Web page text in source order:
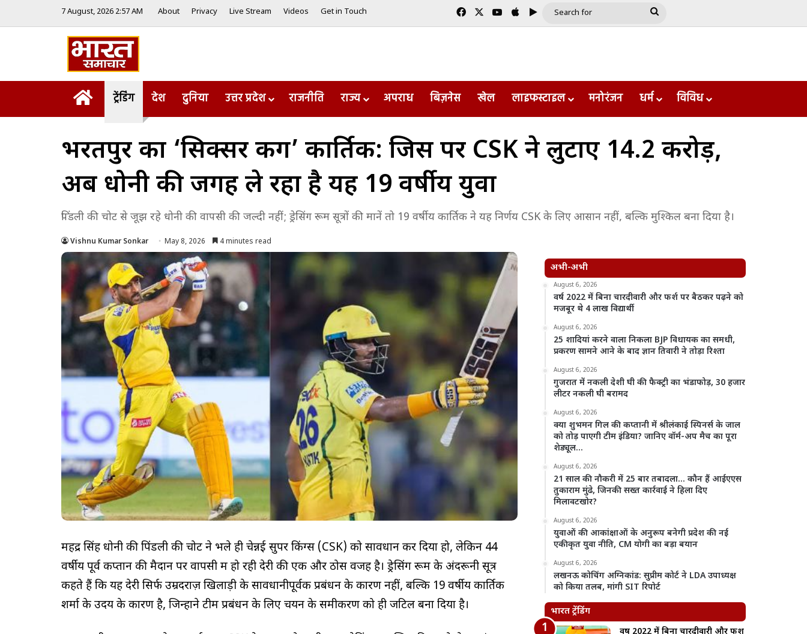
7 August, 2026 2:57 AM About Privacy Live Stream Videos Get in Touch FacebookYouTube
AppleGoogle Play
Search
Homeट्रेंडिंग देश दुनिया उत्तर प्रदेश राजनीति राज्य अपराध बिज़नेस खेल लाइफस्टाइल मनोरंजन धर्म विविध
भरतपुर का ‘सिक्सर किंग’ कार्तिक: जिस पर CSK ने लुटाए 14.2 करोड़,
अब धोनी की जगह ले रहा है यह 19 वर्षीय युवा
पिंडली की चोट से जूझ रहे धोनी की वापसी की जल्दी नहीं; ड्रेसिंग रूम सूत्रों की मानें तो 19 वर्षीय कार्तिक ने यह निर्णय CSK के लिए आसान नहीं, बल्कि मुश्किल बना दिया है।
Vishnu Kumar Sonkar May 8, 2026 4 minutes read
महेंद्र सिंह धोनी की पिंडली की चोट ने भले ही चेन्नई सुपर किंग्स (CSK) को सावधान कर दिया हो, लेकिन 44
वर्षीय पूर्व कप्तान की मैदान पर वापसी में हो रही देरी की एक और ठोस वजह है। ड्रेसिंग रूम के अंदरूनी सूत्र
कहते हैं कि यह देरी सिर्फ उम्रदराज़ खिलाड़ी के सावधानीपूर्वक प्रबंधन के कारण नहीं, बल्कि 19 वर्षीय कार्तिक
शर्मा के उदय के कारण है, जिन्होंने टीम प्रबंधन के लिए चयन के समीकरण को ही जटिल बना दिया है।
अभी-अभी
August 6, 2026
वर्ष 2022 में बिना चारदीवारी और फर्श पर बैठकर पढ़ने को
मजबूर थे 4 लाख विद्यार्थी
August 6, 2026
25 शादियां करने वाला निकला BJP विधायक का समधी,
प्रकरण सामने आने के बाद ज्ञान तिवारी ने तोड़ा रिश्ता
August 6, 2026
गुजरात में नकली देशी घी की फैक्ट्री का भंडाफोड़, 30 हजार
लीटर नकली घी बरामद
August 6, 2026
क्या शुभमन गिल की कप्तानी में श्रीलंकाई स्पिनर्स के जाल
को तोड़ पाएगी टीम इंडिया? जानिए वॉर्म-अप मैच का पूरा
शेड्यूल…
August 6, 2026
21 साल की नौकरी में 25 बार तबादला… कौन हैं आईएएस
तुकाराम मुंढे, जिनकी सख्त कार्रवाई ने हिला दिए
मिलावटखोर?
August 6, 2026
युवाओं की आकांक्षाओं के अनुरूप बनेगी प्रदेश की नई
एकीकृत युवा नीति, CM योगी का बड़ा बयान
August 6, 2026
लखनऊ कोचिंग अग्निकांड: सुप्रीम कोर्ट ने LDA उपाध्यक्ष
को किया तलब, मांगी SIT रिपोर्ट
भारत ट्रेंडिंग